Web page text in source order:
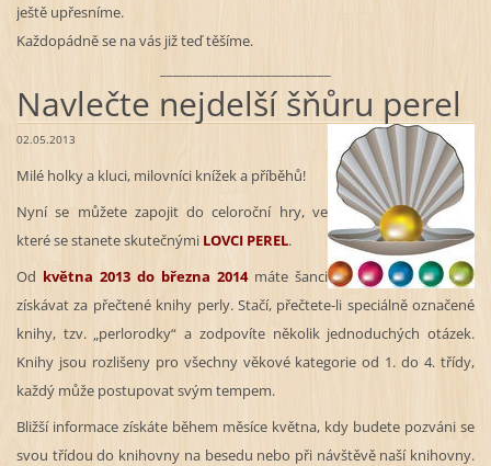
ještě upřesníme.
Každopádně se na vás již teď těšíme.
Navlečte nejdelší šňůru perel
02.05.2013
Milé holky a kluci, milovníci knížek a příběhů!
Nyní se můžete zapojit do celoroční hry, ve
které se stanete skutečnými LOVCI PEREL.
Od května 2013 do března 2014máte šanci
získávat za přečtené knihy perly. Stačí, přečtete-li speciálně označené
knihy, tzv. „perlorodky“ a zodpovíte několik jednoduchých otázek.
Knihy jsou rozlišeny pro všechny věkové kategorie od 1. do 4. třídy,
každý může postupovat svým tempem.
Bližší informace získáte během měsíce května, kdy budete pozváni se
svou třídou do knihovny na besedu nebo při návštěvě naší knihovny.